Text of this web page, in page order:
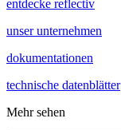
entdecke reflectiv
unser unternehmen
dokumentationen
technische datenblätter
Mehr sehen